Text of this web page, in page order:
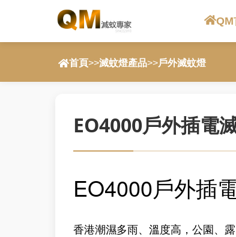
QM
首頁>>滅蚊燈產品>>戶外滅蚊燈
EO4000戶外插電
EO4000戶外插
香港潮濕多雨、溫度高，公園、